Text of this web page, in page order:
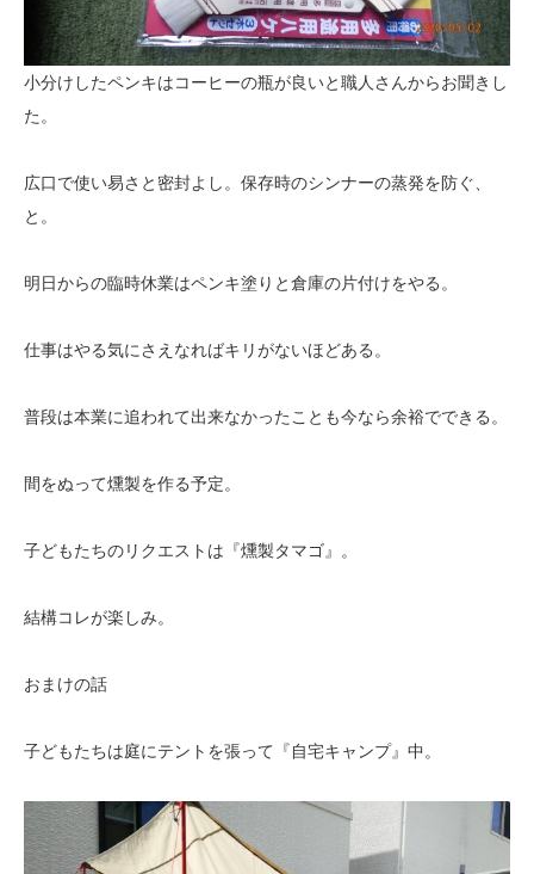
小分けしたペンキはコーヒーの瓶が良いと職人さんからお聞きし
た。
広口で使い易さと密封よし。保存時のシンナーの蒸発を防ぐ、
と。
明日からの臨時休業はペンキ塗りと倉庫の片付けをやる。
仕事はやる気にさえなればキリがないほどある。
普段は本業に追われて出来なかったことも今なら余裕でできる。
間をぬって燻製を作る予定。
子どもたちのリクエストは『燻製タマゴ』。
結構コレが楽しみ。
おまけの話
子どもたちは庭にテントを張って『自宅キャンプ』中。